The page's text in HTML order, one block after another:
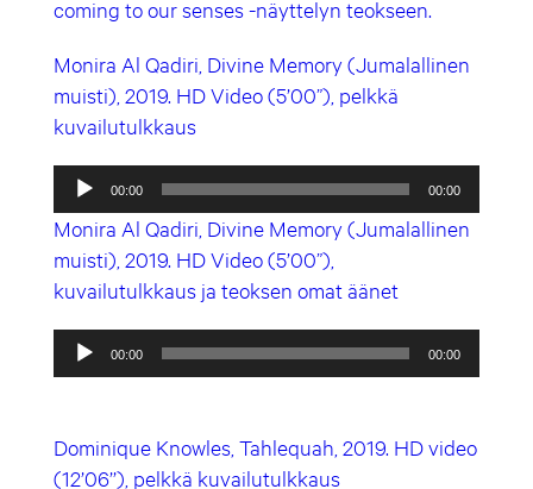
coming to our senses -näyttelyn teokseen.
Monira Al Qadiri, Divine Memory (Jumalallinen
muisti), 2019. HD Video (5’00”), pelkkä
kuvailutulkkaus
Äänitoistin
00:00 00:00
Monira Al Qadiri, Divine Memory (Jumalallinen
muisti), 2019. HD Video (5’00”),
kuvailutulkkaus ja teoksen omat äänet
Äänitoistin
00:00 00:00
Dominique Knowles, Tahlequah, 2019. HD video
(12’06’’), pelkkä kuvailutulkkaus